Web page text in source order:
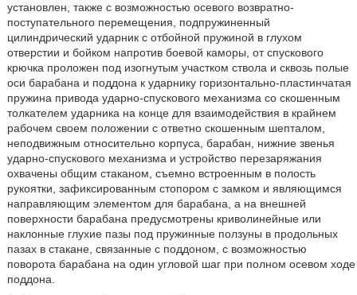
установлен, также с возможностью осевого возвратно-
поступательного перемещения, подпружиненный
цилиндрический ударник с отбойной пружиной в глухом
отверстии и бойком напротив боевой каморы, от спускового
крючка проложен под изогнутым участком ствола и сквозь полые
оси барабана и поддона к ударнику горизонтально-пластинчатая
пружина привода ударно-спускового механизма со скошенным
толкателем ударника на конце для взаимодействия в крайнем
рабочем своем положении с ответно скошенным шепталом,
неподвижным относительно корпуса, барабан, нижние звенья
ударно-спускового механизма и устройство перезаряжания
охвачены общим стаканом, съемно встроенным в полость
рукоятки, зафиксированным стопором с замком и являющимся
направляющим элементом для барабана, а на внешней
поверхности барабана предусмотрены криволинейные или
наклонные глухие пазы под пружинные ползуны в продольных
пазах в стакане, связанные с поддоном, с возможностью
поворота барабана на один угловой шаг при полном осевом ходе
поддона.